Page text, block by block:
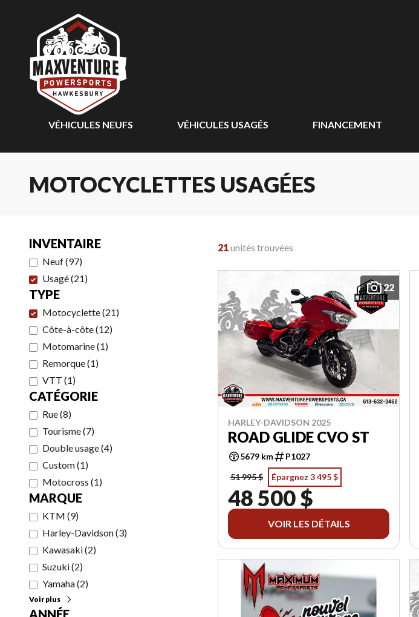
VÉHICULES NEUFS VÉHICULES USAGÉS FINANCEMENT
MOTOCYCLETTES USAGÉES
INVENTAIRE
Neuf(97)
Usagé(21)
TYPE
Motocyclette(21)
Côte-à-côte(12)
Motomarine(1)
Remorque(1)
VTT (1)
CATÉGORIE
Rue(8)
Tourisme(7)
Double usage(4)
Custom(1)
Motocross (1)
MARQUE
KTM (9)
Harley-Davidson(3)
Kawasaki(2)
Suzuki(2)
Yamaha(2)
Voir plus
ANNÉE
21unités trouvées
22
HARLEY-DAVIDSON 2025
ROAD GLIDE CVO ST
5679 km
P1027
51 995 $
Épargnez 3 495 $
48 500 $
VOIR LES DÉTAILS